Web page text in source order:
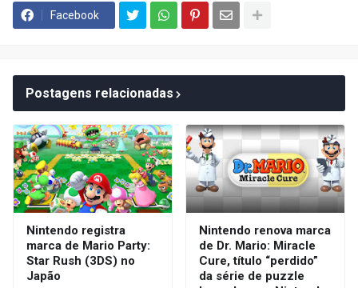
Facebook
Postagens relacionadas
Nintendo registra
marca de Mario Party:
Star Rush (3DS) no
Japão
Nintendo renova marca
de Dr. Mario: Miracle
Cure, título “perdido”
da série de puzzle